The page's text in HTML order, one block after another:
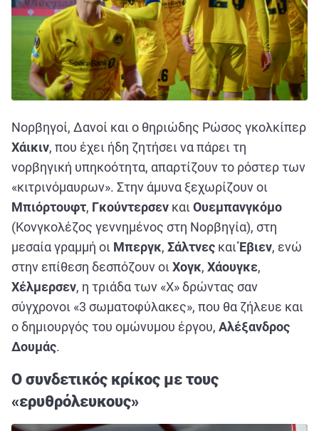
Νορβηγοί, Δανοί και ο θηριώδης Ρώσος γκολκίπερ
Χάικιν, που έχει ήδη ζητήσει να πάρει τη
νορβηγική υπηκοότητα, απαρτίζουν το ρόστερ των
«κιτρινόμαυρων». Στην άμυνα ξεχωρίζουν οι
Μπιόρτουφτ, Γκούντερσεν και Ουεμπανγκόμο
(Κονγκολέζος γεννημένος στη Νορβηγία), στη
μεσαία γραμμή οι Μπεργκ, Σάλτνες καιΈβιεν, ενώ
στην επίθεση δεσπόζουν οι Χογκ, Χάουγκε,
Χέλμερσεν, η τριάδα των «Χ» δρώντας σαν
σύγχρονοι «3 σωματοφύλακες», που θα ζήλευε και
ο δημιουργός του ομώνυμου έργου, Αλέξανδρος
Δουμάς.
Ο συνδετικός κρίκος με τους
«ερυθρόλευκους»